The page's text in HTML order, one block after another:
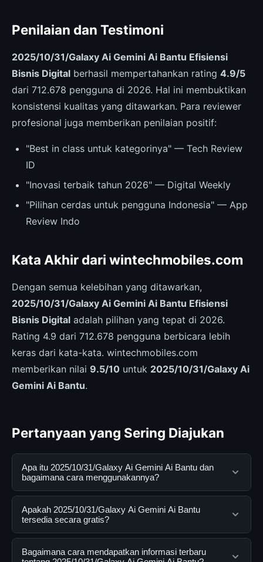
Penilaian dan Testimoni
2025/10/31/Galaxy Ai Gemini Ai Bantu Efisiensi
Bisnis Digital berhasil mempertahankan rating 4.9/5
dari 712.678 pengguna di 2026. Hal ini membuktikan
konsistensi kualitas yang ditawarkan. Para reviewer
profesional juga memberikan penilaian positif:
"Best in class untuk kategorinya" — Tech Review
ID
"Inovasi terbaik tahun 2026" — Digital Weekly
"Pilihan cerdas untuk pengguna Indonesia" — App
Review Indo
Kata Akhir dari wintechmobiles.com
Dengan semua kelebihan yang ditawarkan,
2025/10/31/Galaxy Ai Gemini Ai Bantu Efisiensi
Bisnis Digital adalah pilihan yang tepat di 2026.
Rating 4.9 dari 712.678 pengguna berbicara lebih
keras dari kata-kata. wintechmobiles.com
memberikan nilai 9.5/10 untuk 2025/10/31/Galaxy Ai
Gemini Ai Bantu.
Pertanyaan yang Sering Diajukan
Apa itu 2025/10/31/Galaxy Ai Gemini Ai Bantu dan
bagaimana cara menggunakannya?
2025/10/31/Galaxy Ai Gemini Ai Bantu adalah layanan
digital yang dirancang untuk membantu pengguna
mendapatkan informasi lengkap dan terpercaya. Anda
dapat menggunakannya dengan mengunjungi situs
Apakah 2025/10/31/Galaxy Ai Gemini Ai Bantu
tersedia secara gratis?
Ya, 2025/10/31/Galaxy Ai Gemini Ai Bantu dapat
Bagaimana cara mendapatkan informasi terbaru